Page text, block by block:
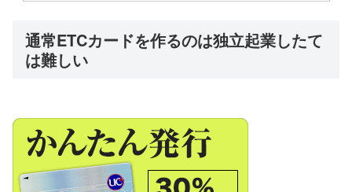
通常ETCカードを作るのは独立起業したて
は難しい